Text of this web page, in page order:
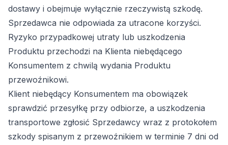
dostawy i obejmuje wyłącznie rzeczywistą szkodę.
Sprzedawca nie odpowiada za utracone korzyści.
Ryzyko przypadkowej utraty lub uszkodzenia
Produktu przechodzi na Klienta niebędącego
Konsumentem z chwilą wydania Produktu
przewoźnikowi.
Klient niebędący Konsumentem ma obowiązek
sprawdzić przesyłkę przy odbiorze, a uszkodzenia
transportowe zgłosić Sprzedawcy wraz z protokołem
szkody spisanym z przewoźnikiem w terminie 7 dni od